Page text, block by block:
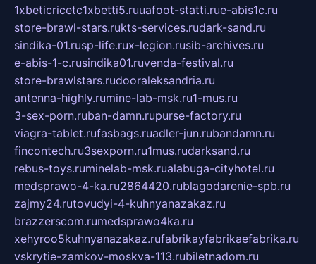
1xbeticricetc1xbetti5.ruuafoot-statti.rue-abis1c.ru
store-brawl-stars.rukts-services.rudark-sand.ru
sindika-01.rusp-life.rux-legion.rusib-archives.ru
e-abis-1-c.rusindika01.ruvenda-festival.ru
store-brawlstars.rudooraleksandria.ru
antenna-highly.rumine-lab-msk.ru1-mus.ru
3-sex-porn.ruban-damn.rupurse-factory.ru
viagra-tablet.rufasbags.ruadler-jun.rubandamn.ru
fincontech.ru3sexporn.ru1mus.rudarksand.ru
rebus-toys.ruminelab-msk.rualabuga-cityhotel.ru
medsprawo-4-ka.ru2864420.rublagodarenie-spb.ru
zajmy24.rutovudyi-4-kuhnyanazakaz.ru
brazzerscom.rumedsprawo4ka.ru
xehyroo5kuhnyanazakaz.rufabrikayfabrikaefabrika.ru
vskrytie-zamkov-moskva-113.rubiletnadom.ru